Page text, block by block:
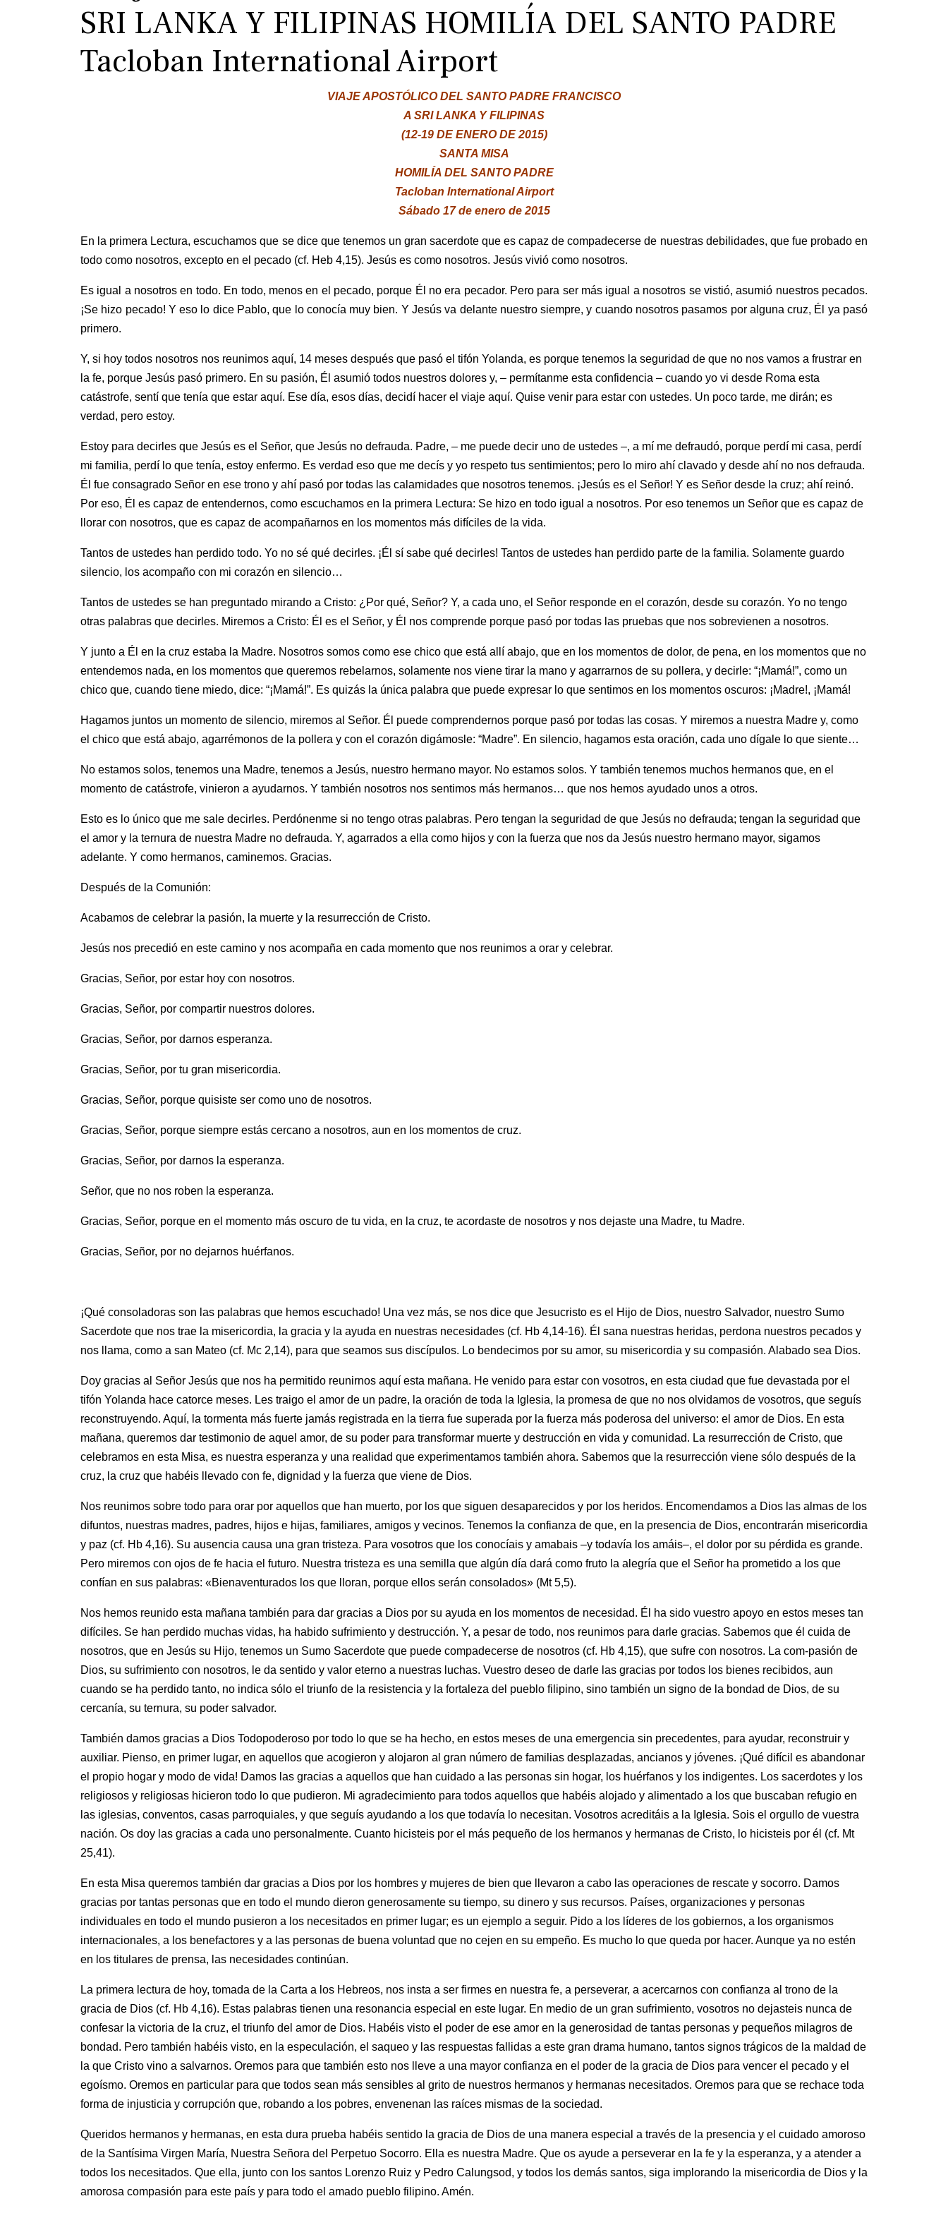
SRI LANKA Y FILIPINAS HOMILÍA DEL SANTO PADRE
Tacloban International Airport
VIAJE APOSTÓLICO DEL SANTO PADRE FRANCISCO
A SRI LANKA Y FILIPINAS
(12-19 DE ENERO DE 2015)
SANTA MISA
HOMILÍA DEL SANTO PADRE
Tacloban International Airport
Sábado 17 de enero de 2015
En la primera Lectura, escuchamos que se dice que tenemos un gran sacerdote que es capaz de compadecerse de nuestras debilidades, que fue probado en
todo como nosotros, excepto en el pecado (cf. Heb 4,15). Jesús es como nosotros. Jesús vivió como nosotros.
Es igual a nosotros en todo. En todo, menos en el pecado, porque Él no era pecador. Pero para ser más igual a nosotros se vistió, asumió nuestros pecados.
¡Se hizo pecado! Y eso lo dice Pablo, que lo conocía muy bien. Y Jesús va delante nuestro siempre, y cuando nosotros pasamos por alguna cruz, Él ya pasó
primero.
Y, si hoy todos nosotros nos reunimos aquí, 14 meses después que pasó el tifón Yolanda, es porque tenemos la seguridad de que no nos vamos a frustrar en
la fe, porque Jesús pasó primero. En su pasión, Él asumió todos nuestros dolores y, – permítanme esta confidencia – cuando yo vi desde Roma esta
catástrofe, sentí que tenía que estar aquí. Ese día, esos días, decidí hacer el viaje aquí. Quise venir para estar con ustedes. Un poco tarde, me dirán; es
verdad, pero estoy.
Estoy para decirles que Jesús es el Señor, que Jesús no defrauda. Padre, – me puede decir uno de ustedes –, a mí me defraudó, porque perdí mi casa, perdí
mi familia, perdí lo que tenía, estoy enfermo. Es verdad eso que me decís y yo respeto tus sentimientos; pero lo miro ahí clavado y desde ahí no nos defrauda.
Él fue consagrado Señor en ese trono y ahí pasó por todas las calamidades que nosotros tenemos. ¡Jesús es el Señor! Y es Señor desde la cruz; ahí reinó.
Por eso, Él es capaz de entendernos, como escuchamos en la primera Lectura: Se hizo en todo igual a nosotros. Por eso tenemos un Señor que es capaz de
llorar con nosotros, que es capaz de acompañarnos en los momentos más difíciles de la vida.
Tantos de ustedes han perdido todo. Yo no sé qué decirles. ¡Él sí sabe qué decirles! Tantos de ustedes han perdido parte de la familia. Solamente guardo
silencio, los acompaño con mi corazón en silencio…
Tantos de ustedes se han preguntado mirando a Cristo: ¿Por qué, Señor? Y, a cada uno, el Señor responde en el corazón, desde su corazón. Yo no tengo
otras palabras que decirles. Miremos a Cristo: Él es el Señor, y Él nos comprende porque pasó por todas las pruebas que nos sobrevienen a nosotros.
Y junto a Él en la cruz estaba la Madre. Nosotros somos como ese chico que está allí abajo, que en los momentos de dolor, de pena, en los momentos que no
entendemos nada, en los momentos que queremos rebelarnos, solamente nos viene tirar la mano y agarrarnos de su pollera, y decirle: “¡Mamá!”, como un
chico que, cuando tiene miedo, dice: “¡Mamá!”. Es quizás la única palabra que puede expresar lo que sentimos en los momentos oscuros: ¡Madre!, ¡Mamá!
Hagamos juntos un momento de silencio, miremos al Señor. Él puede comprendernos porque pasó por todas las cosas. Y miremos a nuestra Madre y, como
el chico que está abajo, agarrémonos de la pollera y con el corazón digámosle: “Madre”. En silencio, hagamos esta oración, cada uno dígale lo que siente…
No estamos solos, tenemos una Madre, tenemos a Jesús, nuestro hermano mayor. No estamos solos. Y también tenemos muchos hermanos que, en el
momento de catástrofe, vinieron a ayudarnos. Y también nosotros nos sentimos más hermanos… que nos hemos ayudado unos a otros.
Esto es lo único que me sale decirles. Perdónenme si no tengo otras palabras. Pero tengan la seguridad de que Jesús no defrauda; tengan la seguridad que
el amor y la ternura de nuestra Madre no defrauda. Y, agarrados a ella como hijos y con la fuerza que nos da Jesús nuestro hermano mayor, sigamos
adelante. Y como hermanos, caminemos. Gracias.
Después de la Comunión:
Acabamos de celebrar la pasión, la muerte y la resurrección de Cristo.
Jesús nos precedió en este camino y nos acompaña en cada momento que nos reunimos a orar y celebrar.
Gracias, Señor, por estar hoy con nosotros.
Gracias, Señor, por compartir nuestros dolores.
Gracias, Señor, por darnos esperanza.
Gracias, Señor, por tu gran misericordia.
Gracias, Señor, porque quisiste ser como uno de nosotros.
Gracias, Señor, porque siempre estás cercano a nosotros, aun en los momentos de cruz.
Gracias, Señor, por darnos la esperanza.
Señor, que no nos roben la esperanza.
Gracias, Señor, porque en el momento más oscuro de tu vida, en la cruz, te acordaste de nosotros y nos dejaste una Madre, tu Madre.
Gracias, Señor, por no dejarnos huérfanos.
¡Qué consoladoras son las palabras que hemos escuchado! Una vez más, se nos dice que Jesucristo es el Hijo de Dios, nuestro Salvador, nuestro Sumo
Sacerdote que nos trae la misericordia, la gracia y la ayuda en nuestras necesidades (cf. Hb 4,14-16). Él sana nuestras heridas, perdona nuestros pecados y
nos llama, como a san Mateo (cf. Mc 2,14), para que seamos sus discípulos. Lo bendecimos por su amor, su misericordia y su compasión. Alabado sea Dios.
Doy gracias al Señor Jesús que nos ha permitido reunirnos aquí esta mañana. He venido para estar con vosotros, en esta ciudad que fue devastada por el
tifón Yolanda hace catorce meses. Les traigo el amor de un padre, la oración de toda la Iglesia, la promesa de que no nos olvidamos de vosotros, que seguís
reconstruyendo. Aquí, la tormenta más fuerte jamás registrada en la tierra fue superada por la fuerza más poderosa del universo: el amor de Dios. En esta
mañana, queremos dar testimonio de aquel amor, de su poder para transformar muerte y destrucción en vida y comunidad. La resurrección de Cristo, que
celebramos en esta Misa, es nuestra esperanza y una realidad que experimentamos también ahora. Sabemos que la resurrección viene sólo después de la
cruz, la cruz que habéis llevado con fe, dignidad y la fuerza que viene de Dios.
Nos reunimos sobre todo para orar por aquellos que han muerto, por los que siguen desaparecidos y por los heridos. Encomendamos a Dios las almas de los
difuntos, nuestras madres, padres, hijos e hijas, familiares, amigos y vecinos. Tenemos la confianza de que, en la presencia de Dios, encontrarán misericordia
y paz (cf. Hb 4,16). Su ausencia causa una gran tristeza. Para vosotros que los conocíais y amabais –y todavía los amáis–, el dolor por su pérdida es grande.
Pero miremos con ojos de fe hacia el futuro. Nuestra tristeza es una semilla que algún día dará como fruto la alegría que el Señor ha prometido a los que
confían en sus palabras: «Bienaventurados los que lloran, porque ellos serán consolados» (Mt 5,5).
Nos hemos reunido esta mañana también para dar gracias a Dios por su ayuda en los momentos de necesidad. Él ha sido vuestro apoyo en estos meses tan
difíciles. Se han perdido muchas vidas, ha habido sufrimiento y destrucción. Y, a pesar de todo, nos reunimos para darle gracias. Sabemos que él cuida de
nosotros, que en Jesús su Hijo, tenemos un Sumo Sacerdote que puede compadecerse de nosotros (cf. Hb 4,15), que sufre con nosotros. La com-pasión de
Dios, su sufrimiento con nosotros, le da sentido y valor eterno a nuestras luchas. Vuestro deseo de darle las gracias por todos los bienes recibidos, aun
cuando se ha perdido tanto, no indica sólo el triunfo de la resistencia y la fortaleza del pueblo filipino, sino también un signo de la bondad de Dios, de su
cercanía, su ternura, su poder salvador.
También damos gracias a Dios Todopoderoso por todo lo que se ha hecho, en estos meses de una emergencia sin precedentes, para ayudar, reconstruir y
auxiliar. Pienso, en primer lugar, en aquellos que acogieron y alojaron al gran número de familias desplazadas, ancianos y jóvenes. ¡Qué difícil es abandonar
el propio hogar y modo de vida! Damos las gracias a aquellos que han cuidado a las personas sin hogar, los huérfanos y los indigentes. Los sacerdotes y los
religiosos y religiosas hicieron todo lo que pudieron. Mi agradecimiento para todos aquellos que habéis alojado y alimentado a los que buscaban refugio en
las iglesias, conventos, casas parroquiales, y que seguís ayudando a los que todavía lo necesitan. Vosotros acreditáis a la Iglesia. Sois el orgullo de vuestra
nación. Os doy las gracias a cada uno personalmente. Cuanto hicisteis por el más pequeño de los hermanos y hermanas de Cristo, lo hicisteis por él (cf. Mt
25,41).
En esta Misa queremos también dar gracias a Dios por los hombres y mujeres de bien que llevaron a cabo las operaciones de rescate y socorro. Damos
gracias por tantas personas que en todo el mundo dieron generosamente su tiempo, su dinero y sus recursos. Países, organizaciones y personas
individuales en todo el mundo pusieron a los necesitados en primer lugar; es un ejemplo a seguir. Pido a los líderes de los gobiernos, a los organismos
internacionales, a los benefactores y a las personas de buena voluntad que no cejen en su empeño. Es mucho lo que queda por hacer. Aunque ya no estén
en los titulares de prensa, las necesidades continúan.
La primera lectura de hoy, tomada de la Carta a los Hebreos, nos insta a ser firmes en nuestra fe, a perseverar, a acercarnos con confianza al trono de la
gracia de Dios (cf. Hb 4,16). Estas palabras tienen una resonancia especial en este lugar. En medio de un gran sufrimiento, vosotros no dejasteis nunca de
confesar la victoria de la cruz, el triunfo del amor de Dios. Habéis visto el poder de ese amor en la generosidad de tantas personas y pequeños milagros de
bondad. Pero también habéis visto, en la especulación, el saqueo y las respuestas fallidas a este gran drama humano, tantos signos trágicos de la maldad de
la que Cristo vino a salvarnos. Oremos para que también esto nos lleve a una mayor confianza en el poder de la gracia de Dios para vencer el pecado y el
egoísmo. Oremos en particular para que todos sean más sensibles al grito de nuestros hermanos y hermanas necesitados. Oremos para que se rechace toda
forma de injusticia y corrupción que, robando a los pobres, envenenan las raíces mismas de la sociedad.
Queridos hermanos y hermanas, en esta dura prueba habéis sentido la gracia de Dios de una manera especial a través de la presencia y el cuidado amoroso
de la Santísima Virgen María, Nuestra Señora del Perpetuo Socorro. Ella es nuestra Madre. Que os ayude a perseverar en la fe y la esperanza, y a atender a
todos los necesitados. Que ella, junto con los santos Lorenzo Ruiz y Pedro Calungsod, y todos los demás santos, siga implorando la misericordia de Dios y la
amorosa compasión para este país y para todo el amado pueblo filipino. Amén.